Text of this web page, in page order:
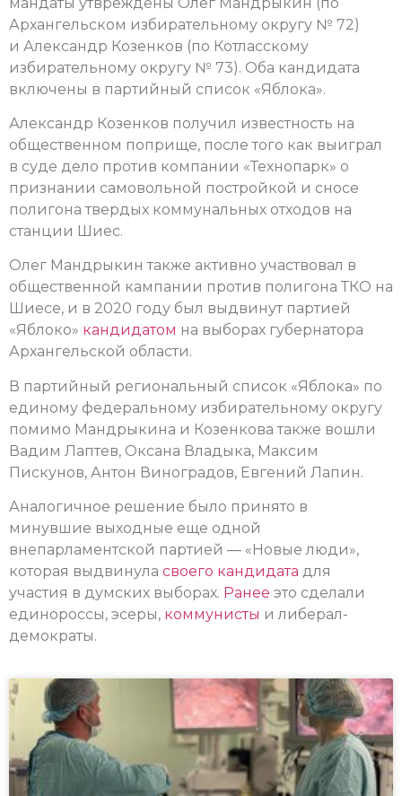
Архангельском избирательному округу № 72)
и Александр Козенков (по Котласскому
избирательному округу № 73). Оба кандидата
включены в партийный список «Яблока».
Александр Козенков получил известность на
общественном поприще, после того как выиграл
в суде дело против компании «Технопарк» о
признании самовольной постройкой и сносе
полигона твердых коммунальных отходов на
станции Шиес.
Олег Мандрыкин также активно участвовал в
общественной кампании против полигона ТКО на
Шиесе, и в 2020 году был выдвинут партией
«Яблоко» кандидатом на выборах губернатора
Архангельской области.
В партийный региональный список «Яблока» по
единому федеральному избирательному округу
помимо Мандрыкина и Козенкова также вошли
Вадим Лаптев, Оксана Владыка, Максим
Пискунов, Антон Виноградов, Евгений Лапин.
Аналогичное решение было принято в
минувшие выходные еще одной
внепарламентской партией — «Новые люди»,
которая выдвинула своего кандидата для
участия в думских выборах. Ранее это сделали
единороссы, эсеры, коммунисты и либерал-
демократы.